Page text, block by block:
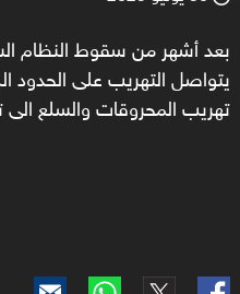
بعد أشهر من سقوط النظام
يتواصل التهريب على الحدود
تهريب المحروقات والسلع